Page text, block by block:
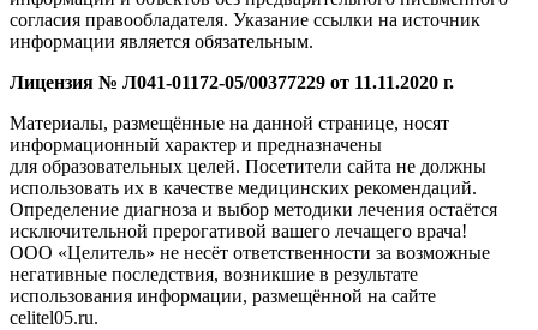
согласия правообладателя. Указание ссылки на источник
информации является обязательным.
Лицензия № Л041-01172-05/00377229 от 11.11.2020 г.
Материалы, размещённые на данной странице, носят
информационный характер и предназначены
для образовательных целей. Посетители сайта не должны
использовать их в качестве медицинских рекомендаций.
Определение диагноза и выбор методики лечения остаётся
исключительной прерогативой вашего лечащего врача!
ООО «Целитель» не несёт ответственности за возможные
негативные последствия, возникшие в результате
использования информации, размещённой на сайте
celitel05.ru.